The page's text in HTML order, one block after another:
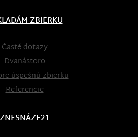
ZBIERKU
Časté dotazy
Dvanástoro
úspešnú zbierku
Referencie
ZNESNÁZE21